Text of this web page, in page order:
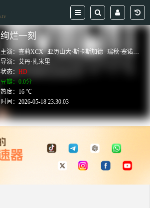
绚烂一刻
主演：查莉XCX 亚历山大·斯卡斯加德 瑞秋·塞诺特
导演： 艾丹·扎米里
状态：HD
豆瓣：0.0分
热度：16 ℃
时间：2026-05-18 23:30:03